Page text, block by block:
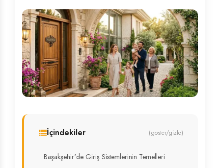
İçindekiler (göster/gizle)
Başakşehir'de Giriş Sistemlerinin Temelleri